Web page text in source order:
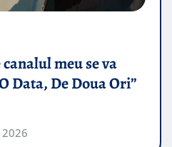
meu se va
Data, De Doua Ori”